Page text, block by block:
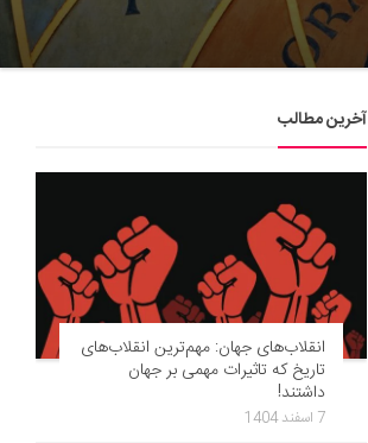
آخرین مطالب
انقلاب‌های جهان: مهم‌ترین انقلاب‌های
تاریخ که تاثیرات مهمی بر جهان
داشتند!
7 اسفند 1404